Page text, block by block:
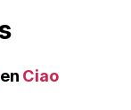
Ciao